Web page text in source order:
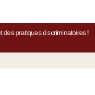
des pratiques discriminatoires !